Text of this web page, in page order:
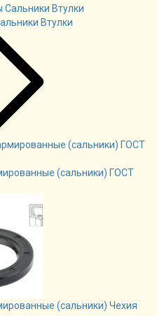
Втулки
(сальники) ГОСТ
(сальники) Чехия